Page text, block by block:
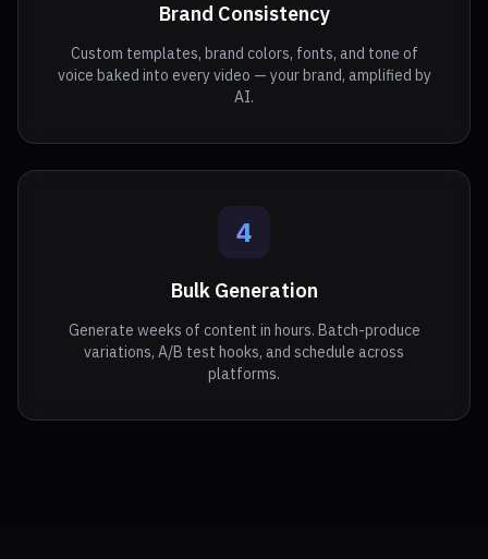
Brand Consistency
Custom templates, brand colors, fonts, and tone of
voice baked into every video — your brand, amplified by
AI.
4
Bulk Generation
Generate weeks of content in hours. Batch-produce
variations, A/B test hooks, and schedule across
platforms.